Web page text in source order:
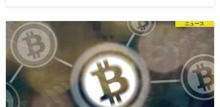
ニュース